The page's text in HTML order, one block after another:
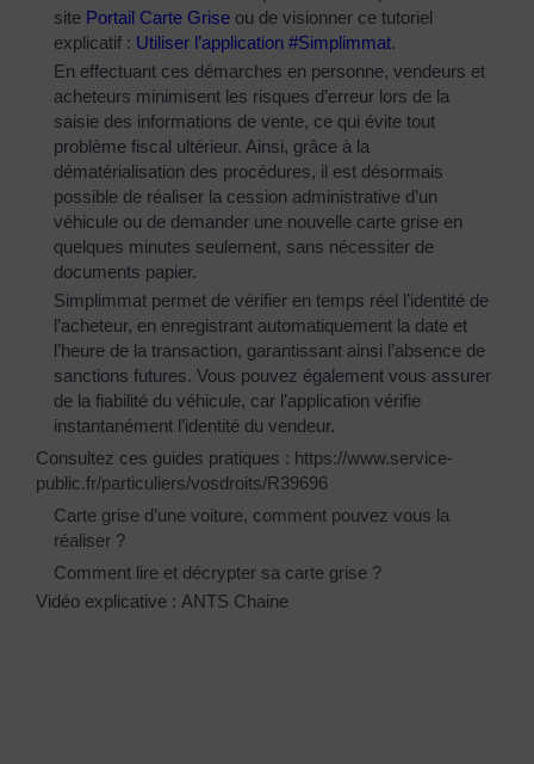
site Portail Carte Grise ou de visionner ce tutoriel
explicatif : Utiliser l’application #Simplimmat.
En effectuant ces démarches en personne, vendeurs et
acheteurs minimisent les risques d’erreur lors de la
saisie des informations de vente, ce qui évite tout
problème fiscal ultérieur. Ainsi, grâce à la
dématérialisation des procédures, il est désormais
possible de réaliser la cession administrative d’un
véhicule ou de demander une nouvelle carte grise en
quelques minutes seulement, sans nécessiter de
documents papier.
Simplimmat permet de vérifier en temps réel l’identité de
l’acheteur, en enregistrant automatiquement la date et
l’heure de la transaction, garantissant ainsi l’absence de
sanctions futures. Vous pouvez également vous assurer
de la fiabilité du véhicule, car l’application vérifie
instantanément l’identité du vendeur.
Consultez ces guides pratiques : https://www.service-
public.fr/particuliers/vosdroits/R39696
Carte grise d’une voiture, comment pouvez vous la
réaliser ?
Comment lire et décrypter sa carte grise ?
Vidéo explicative : ANTS Chaine